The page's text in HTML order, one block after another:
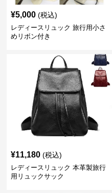
¥5,000 (税込)
レディースリュック 旅行用小さ
めリボン付き
¥11,180 (税込)
レディースリュック 本革製旅行
用リュックサック